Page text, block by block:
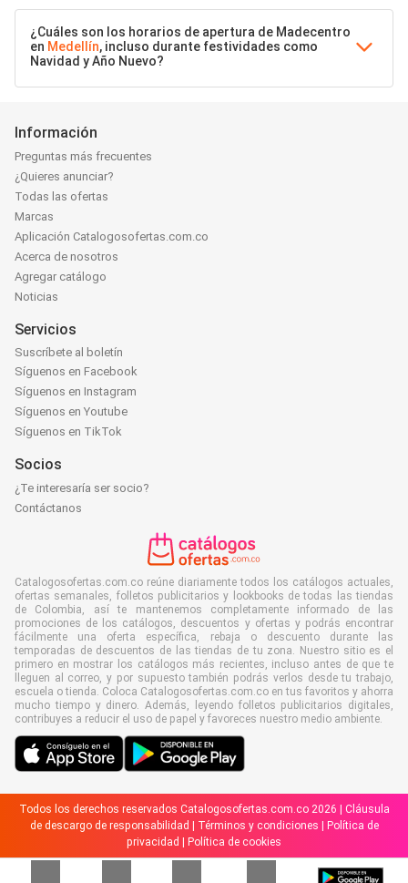
¿Cuáles son los horarios de apertura de Madecentro
en Medellín, incluso durante festividades como
Navidad y Año Nuevo?
Información
Preguntas más frecuentes
¿Quieres anunciar?
Todas las ofertas
Marcas
Aplicación Catalogosofertas.com.co
Acerca de nosotros
Agregar catálogo
Noticias
Servicios
Suscríbete al boletín
Síguenos en Facebook
Síguenos en Instagram
Síguenos en Youtube
Síguenos en TikTok
Socios
¿Te interesaría ser socio?
Contáctanos
Catalogosofertas.com.co reúne diariamente todos los catálogos actuales,
ofertas semanales, folletos publicitarios y lookbooks de todas las tiendas
de Colombia, así te mantenemos completamente informado de las
promociones de los catálogos, descuentos y ofertas y podrás encontrar
fácilmente una oferta específica, rebaja o descuento durante las
temporadas de descuentos de las tiendas de tu zona. Nuestro sitio es el
primero en mostrar los catálogos más recientes, incluso antes de que te
lleguen al correo, y por supuesto también podrás verlos desde tu trabajo,
escuela o tienda. Coloca Catalogosofertas.com.co en tus favoritos y ahorra
mucho tiempo y dinero. Además, leyendo folletos publicitarios digitales,
contribuyes a reducir el uso de papel y favoreces nuestro medio ambiente.
Todos los derechos reservados Catalogosofertas.com.co 2026 | Cláusula
de descargo de responsabilidad
Términos y condiciones
Política de
privacidad
Política de cookies